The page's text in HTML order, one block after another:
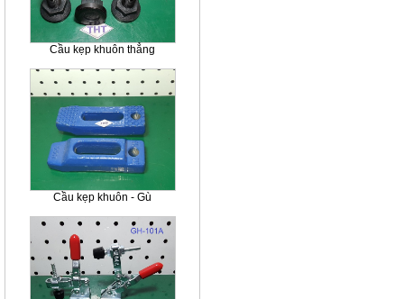
Cầu kẹp khuôn thẳng
Cầu kẹp khuôn - Gù